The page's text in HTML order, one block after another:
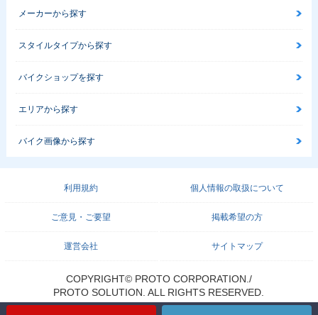
メーカーから探す
スタイルタイプから探す
バイクショップを探す
エリアから探す
バイク画像から探す
利用規約 個人情報の取扱について
ご意見・ご要望 掲載希望の方
運営会社 サイトマップ
COPYRIGHT© PROTO CORPORATION./
PROTO SOLUTION. ALL RIGHTS RESERVED.